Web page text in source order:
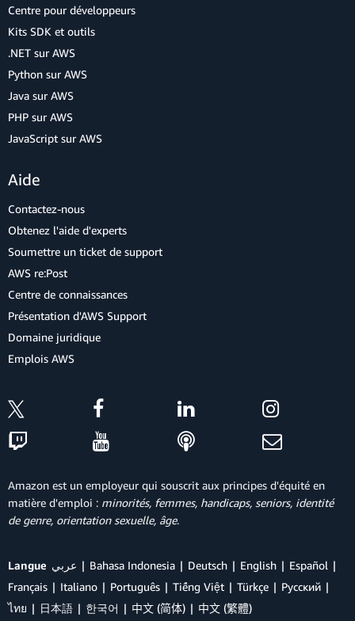
Centre pour développeurs
Kits SDK et outils
.NET sur AWS
Python sur AWS
Java sur AWS
PHP sur AWS
JavaScript sur AWS
Aide
Contactez-nous
Obtenez l'aide d'experts
Soumettre un ticket de support
AWS re:Post
Centre de connaissances
Présentation d'AWS Support
Domaine juridique
Emplois AWS
Amazon est un employeur qui souscrit aux principes d'équité en
matière d'emploi : minorités, femmes, handicaps, seniors, identité
de genre, orientation sexuelle, âge.
Langue عربي Bahasa Indonesia Deutsch English
Español
Français
Italiano Português Tiếng Việt Türkçe
Ρусский
ไทย
日本語 한국어 中文 (简体) 中文 (繁體)